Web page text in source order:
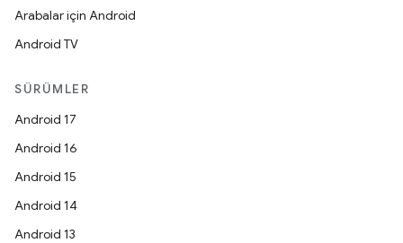
Arabalar için Android
Android TV
SÜRÜMLER
Android 17
Android 16
Android 15
Android 14
Android 13